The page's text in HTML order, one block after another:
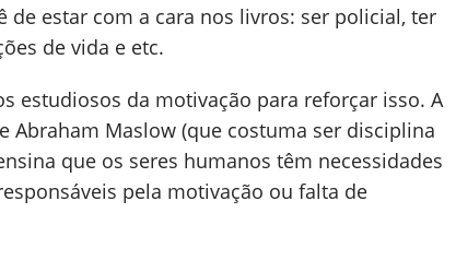
de estar com a cara nos livros: ser policial, ter
de vida e etc.
estudiosos da motivação para reforçar isso. A
Abraham Maslow (que costuma ser disciplina
que os seres humanos têm necessidades
pela motivação ou falta de